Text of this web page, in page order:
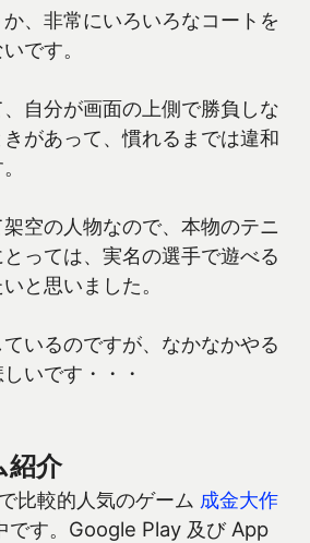
、非常にいろいろなコートを
です。
自分が画面の上側で勝負しな
があって、慣れるまでは違和
空の人物なので、本物のテニ
っては、実名の選手で遊べる
と思いました。
いるのですが、なかなかやる
いです・・・
紹介
比較的人気のゲーム 成金大作
です。Google Play 及び App